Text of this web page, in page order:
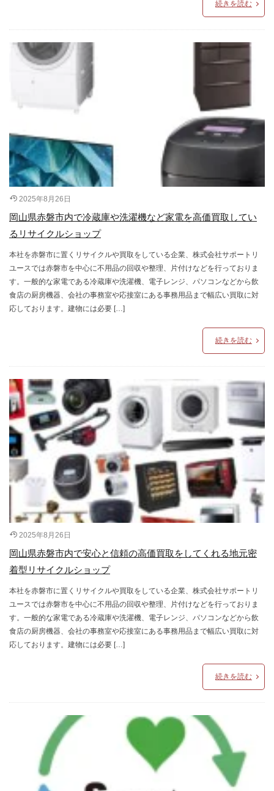
続きを読む
2025年8月26日
岡山県赤磐市内で冷蔵庫や洗濯機など家電を高価買取してい
るリサイクルショップ
本社を赤磐市に置くリサイクルや買取をしている企業、株式会社サポートリ
ユースでは赤磐市を中心に不用品の回収や整理、片付けなどを行っておりま
す。一般的な家電である冷蔵庫や洗濯機、電子レンジ、パソコンなどから飲
食店の厨房機器、会社の事務室や応接室にある事務用品まで幅広い買取に対
応しております。建物には必要 […]
続きを読む
2025年8月26日
岡山県赤磐市内で安心と信頼の高価買取をしてくれる地元密
着型リサイクルショップ
本社を赤磐市に置くリサイクルや買取をしている企業、株式会社サポートリ
ユースでは赤磐市を中心に不用品の回収や整理、片付けなどを行っておりま
す。一般的な家電である冷蔵庫や洗濯機、電子レンジ、パソコンなどから飲
食店の厨房機器、会社の事務室や応接室にある事務用品まで幅広い買取に対
応しております。建物には必要 […]
続きを読む